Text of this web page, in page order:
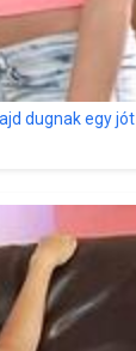
dugnak egy jót